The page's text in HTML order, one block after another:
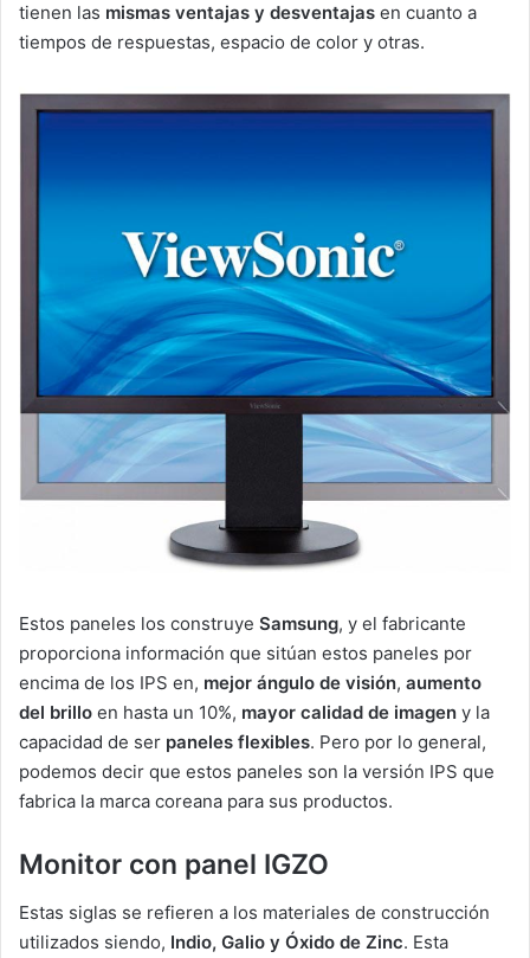
tienen las mismas ventajas y desventajas en cuanto a
tiempos de respuestas, espacio de color y otras.
Estos paneles los construye Samsung, y el fabricante
proporciona información que sitúan estos paneles por
encima de los IPS en, mejor ángulo de visión, aumento
del brillo en hasta un 10%, mayor calidad de imagen y la
capacidad de ser paneles flexibles. Pero por lo general,
podemos decir que estos paneles son la versión IPS que
fabrica la marca coreana para sus productos.
Monitor con panel IGZO
Estas siglas se refieren a los materiales de construcción
utilizados siendo, Indio, Galio y Óxido de Zinc. Esta